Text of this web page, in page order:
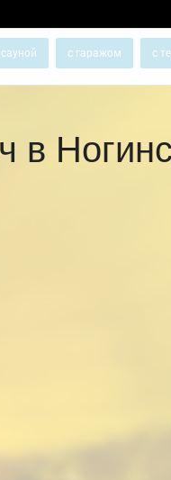
сауной с гаражом с
в